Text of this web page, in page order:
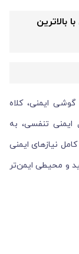
بالاترین
ایمنی، کلاه
تنفسی، به
نیازهای ایمنی
و محیطی ایمن‌تر